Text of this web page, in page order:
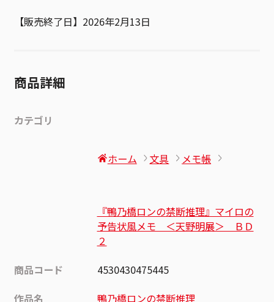
【販売終了日】2026年2月13日
商品詳細
カテゴリ
ホーム 文具 メモ帳
『鴨乃橋ロンの禁断推理』マイロの
予告状風メモ ＜天野明展＞ ＢＤ
２
商品コード
4530430475445
作品名
鴨乃橋ロンの禁断推理